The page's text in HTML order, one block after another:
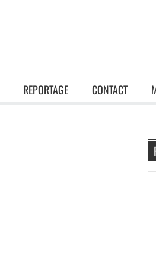
REPORTAGE CONTACT